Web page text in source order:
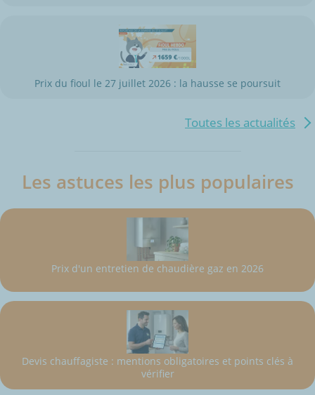
Prix du fioul le 27 juillet 2026 : la hausse se poursuit
Toutes les actualités
Les astuces les plus populaires
Prix d'un entretien de chaudière gaz en 2026
Devis chauffagiste : mentions obligatoires et points clés à
vérifier